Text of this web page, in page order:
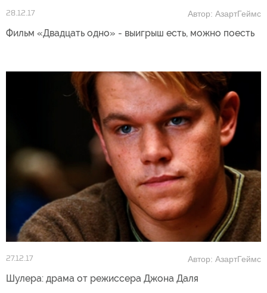
28.12.17 Автор: АзартГеймс
Фильм «Двадцать одно» - выигрыш есть, можно поесть
27.12.17 Автор: АзартГеймс
Шулера: драма от режиссера Джона Даля